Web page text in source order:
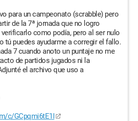
para un campeonato (scrabble) pero
de la 7ª jornada que no logro
como podía, pero al ser nulo
tú puedes ayudarme a corregir el fallo.
7 cuando anoto un puntaje no me
de partidos jugados ni la
el archivo que uso a
c/GCpqmi6tE1I